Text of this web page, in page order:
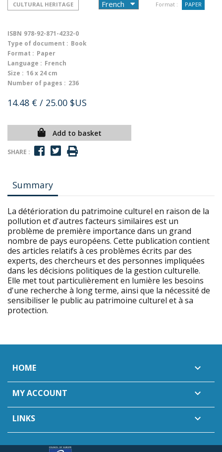
CULTURAL HERITAGE Format : PAPER
ISBN 978-92-871-4232-0
Type of document : Book
Format : Paper
Language : French
Size : 16 x 24 cm
Number of pages : 236
14.48 € / 25.00 $US
Add to basket
SHARE :
Summary
La détérioration du patrimoine culturel en raison de la
pollution et d'autres facteurs similaires est un
problème de première importance dans un grand
nombre de pays européens. Cette publication contient
des articles relatifs à ces problèmes écrits par des
experts, des chercheurs et des personnes impliquées
dans les décisions politiques de la gestion culturelle.
Elle met tout particulièrement en lumière les besoins
d'une recherche à long terme, ainsi que la nécessité de
sensibiliser le public au patrimoine culturel et à sa
protection.
HOME 
MY ACCOUNT 
LINKS 